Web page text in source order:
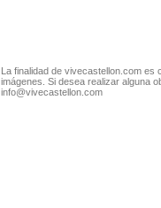
La finalidad de vivecastellon.com
imágenes. Si desea realizar alguna
info@vivecastellon.com